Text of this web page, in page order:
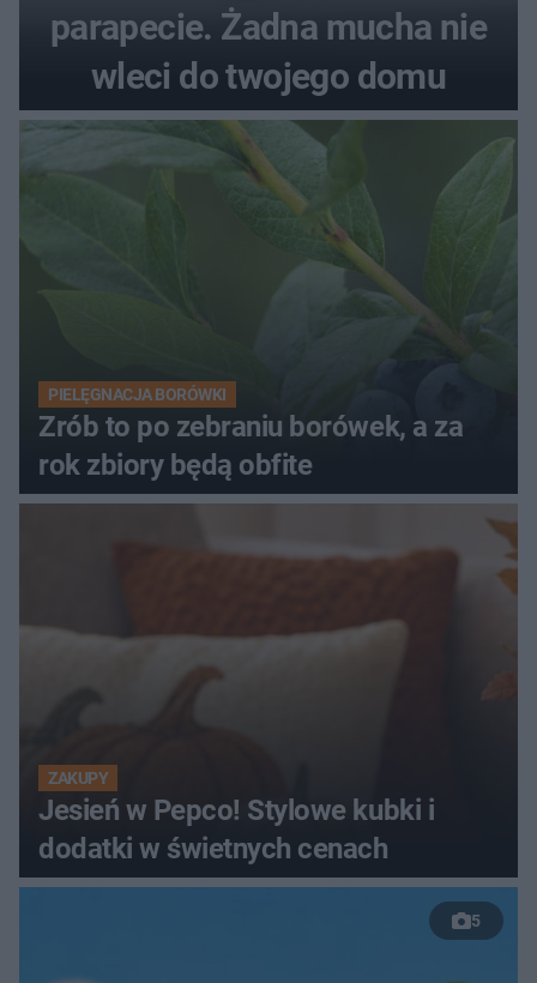
parapecie. Żadna mucha nie
wleci do twojego domu
PIELĘGNACJA BORÓWKI
Zrób to po zebraniu borówek, a za
rok zbiory będą obfite
ZAKUPY
Jesień w Pepco! Stylowe kubki i
dodatki w świetnych cenach
5